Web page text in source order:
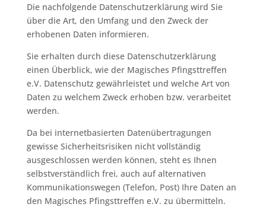
Die nachfolgende Datenschutzerklärung wird Sie
über die Art, den Umfang und den Zweck der
erhobenen Daten informieren.
Sie erhalten durch diese Datenschutzerklärung
einen Überblick, wie der Magisches Pfingsttreffen
e.V. Datenschutz gewährleistet und welche Art von
Daten zu welchem Zweck erhoben bzw. verarbeitet
werden.
Da bei internetbasierten Datenübertragungen
gewisse Sicherheitsrisiken nicht vollständig
ausgeschlossen werden können, steht es Ihnen
selbstverständlich frei, auch auf alternativen
Kommunikationswegen (Telefon, Post) Ihre Daten an
den Magisches Pfingsttreffen e.V. zu übermitteln.